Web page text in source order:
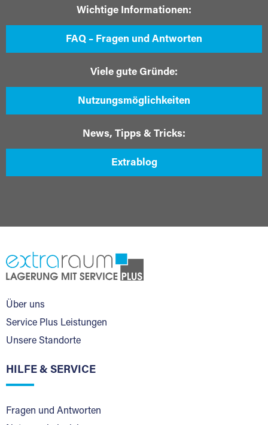
Wichtige Informationen:
FAQ – Fragen und Antworten
Viele gute Gründe:
Nutzungsmöglichkeiten
News, Tipps & Tricks:
Extrablog
Über uns
Service Plus Leistungen
Unsere Standorte
HILFE & SERVICE
Fragen und Antworten